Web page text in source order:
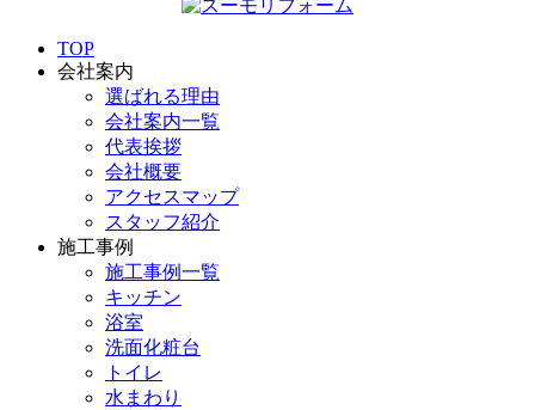
TOP
会社案内
選ばれる理由
会社案内一覧
代表挨拶
会社概要
アクセスマップ
スタッフ紹介
施工事例
施工事例一覧
キッチン
浴室
洗面化粧台
トイレ
水まわり